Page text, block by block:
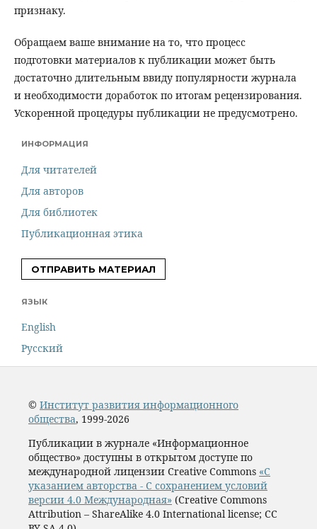
признаку.
Обращаем ваше внимание на то, что процесс
подготовки материалов к публикации может быть
достаточно длительным ввиду популярности журнала
и необходимости доработок по итогам рецензирования.
Ускоренной процедуры публикации не предусмотрено.
ИНФОРМАЦИЯ
Для читателей
Для авторов
Для библиотек
Публикационная этика
ОТПРАВИТЬ МАТЕРИАЛ
ЯЗЫК
English
Русский
© Институт развития информационного
общества, 1999-2026
Публикации в журнале «Информационное
общество» доступны в открытом доступе по
международной лицензии Creative Commons «С
указанием авторства - С сохранением условий
версии 4.0 Международная» (Creative Commons
Attribution – ShareAlike 4.0 International license; CC